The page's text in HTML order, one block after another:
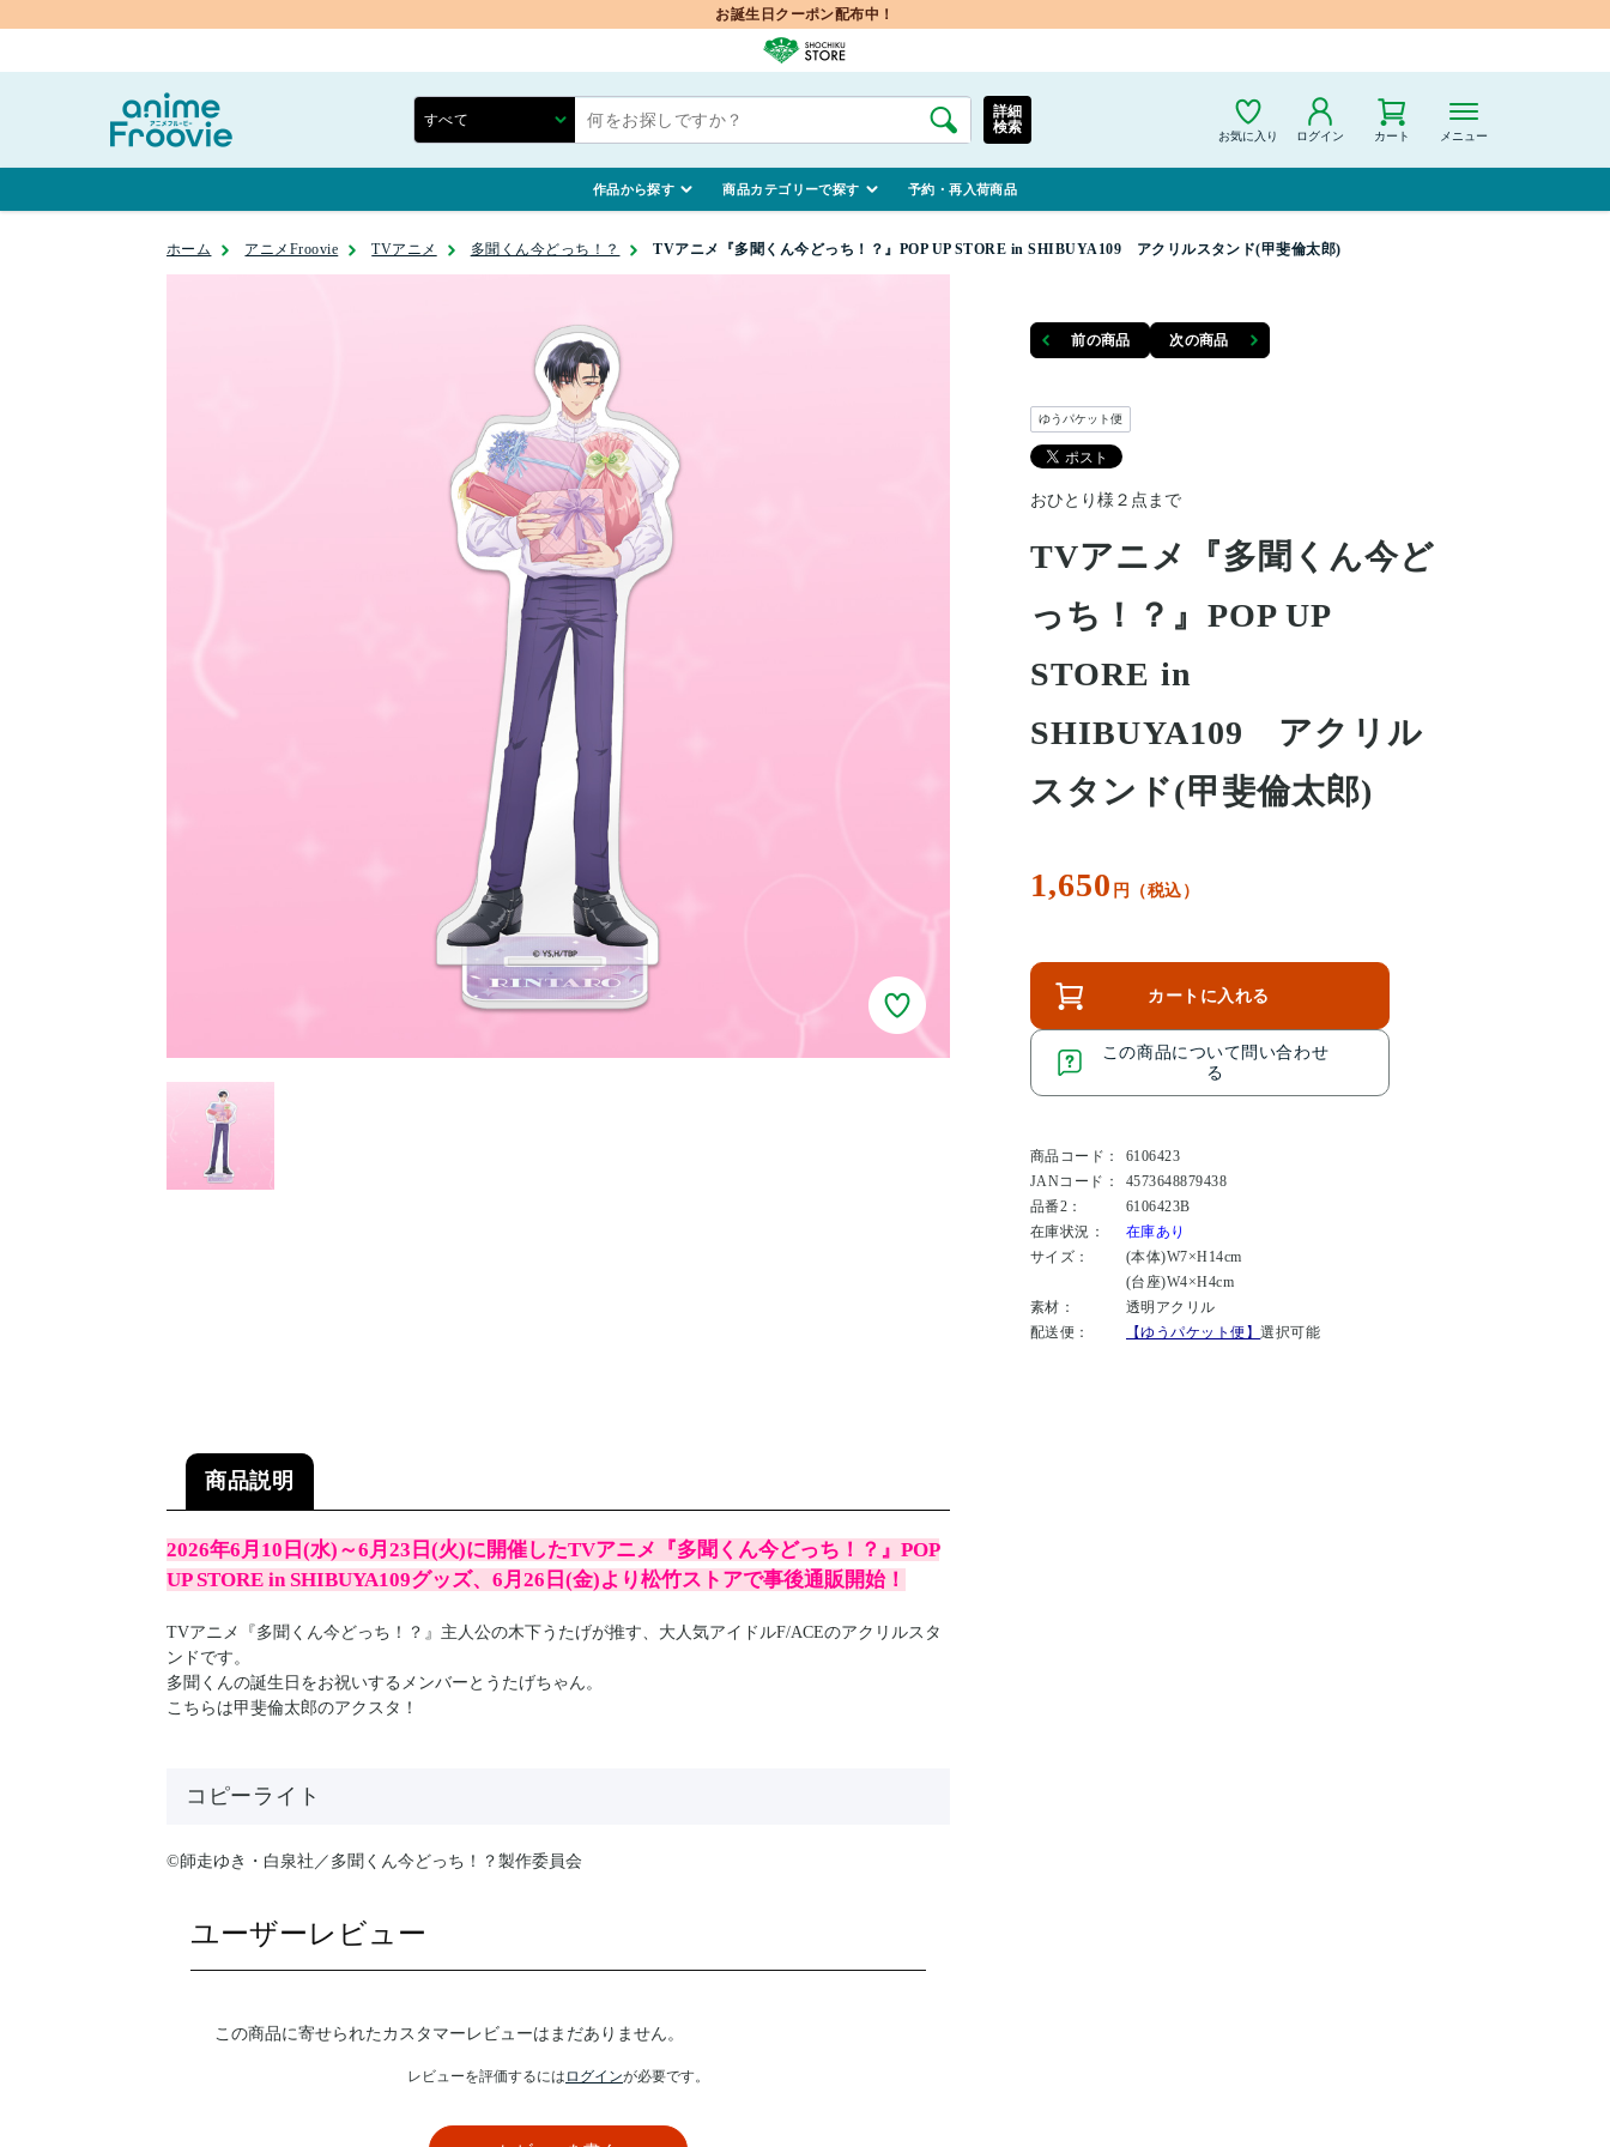
お誕生日クーポン配布中！
お気に入り ログイン カート メニュー
詳細
検索
作品から探す 商品カテゴリーで探す 予約・再入荷商品
ホーム アニメFroovie TVアニメ 多聞くん今どっち！？ TVアニメ『多聞くん今どっち！？』POP UP STORE in SHIBUYA109 アクリルスタンド(甲斐倫太郎)
前の商品 次の商品
ゆうパケット便
おひとり様２点まで
TVアニメ『多聞くん今ど
っち！？』POP UP
STORE in
SHIBUYA109 アクリル
スタンド(甲斐倫太郎)
1,650 円（税込）
カートに入れる
この商品について問い合わせ
る
商品コード：
6106423
JANコード：
4573648879438
品番2：
6106423B
在庫状況：
在庫あり
サイズ：
(本体)W7×H14cm
(台座)W4×H4cm
素材：
透明アクリル
配送便：
【ゆうパケット便】選択可能
商品説明
2026年6月10日(水)～6月23日(火)に開催したTVアニメ『多聞くん今どっち！？』POP
UP STORE in SHIBUYA109グッズ、6月26日(金)より松竹ストアで事後通販開始！
TVアニメ『多聞くん今どっち！？』主人公の木下うたげが推す、大人気アイドルF/ACEのアクリルスタ
ンドです。
多聞くんの誕生日をお祝いするメンバーとうたげちゃん。
こちらは甲斐倫太郎のアクスタ！
コピーライト
©師走ゆき・白泉社／多聞くん今どっち！？製作委員会
ユーザーレビュー
この商品に寄せられたカスタマーレビューはまだありません。
レビューを評価するには ログインが必要です。